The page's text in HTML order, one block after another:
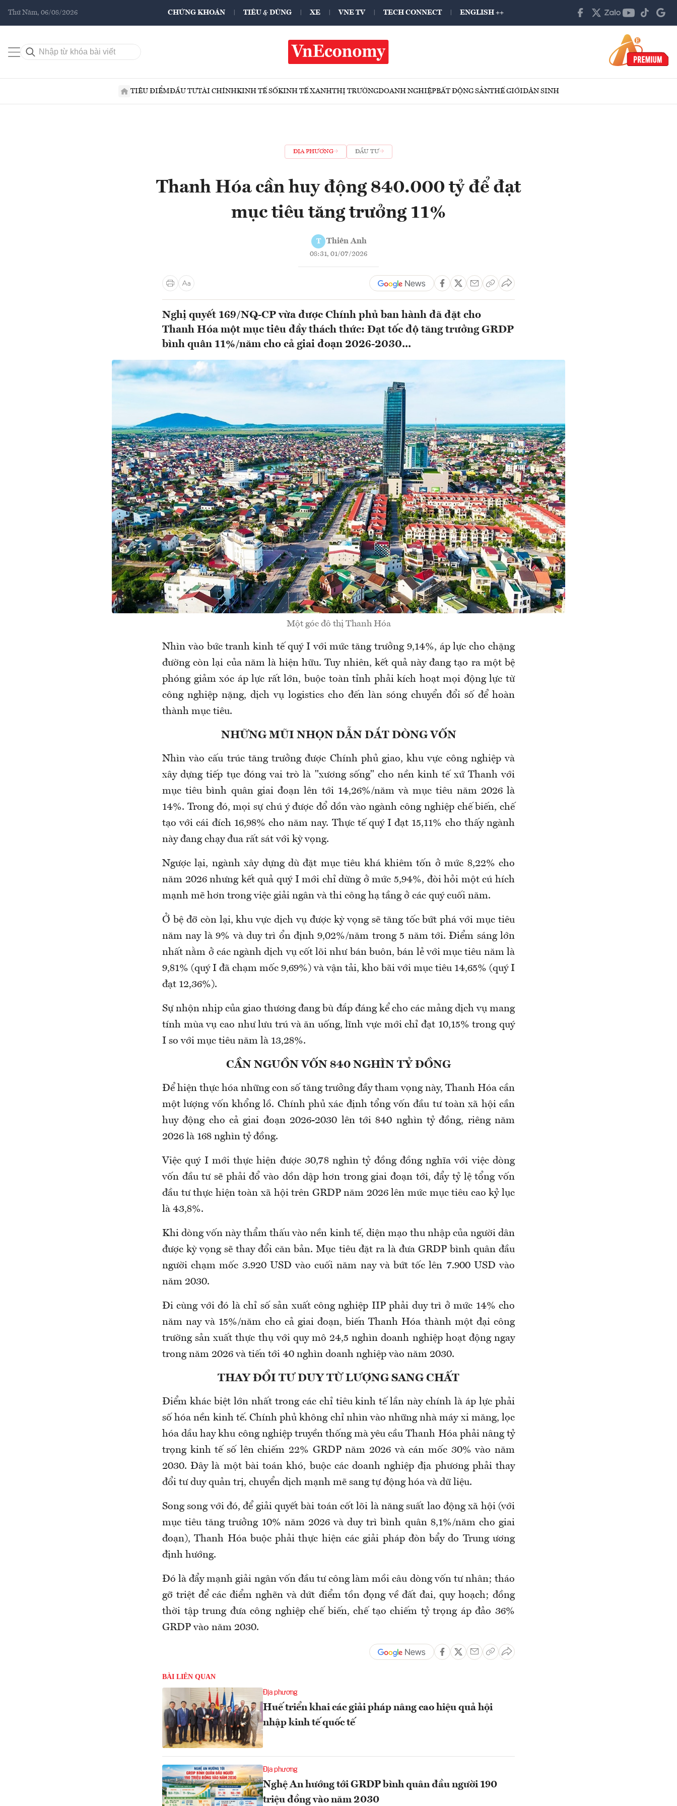
Thứ Năm, 06/08/2026 CHỨNG KHOÁN TIÊU & DÙNG XE VNE TV TECH CONNECT ENGLISH ++
TIÊU ĐIỂMĐẦU TƯTÀI CHÍNHKINH TẾ SỐKINH TẾ XANHTHỊ TRƯỜNGDOANH NGHIỆPBẤT ĐỘNG SẢNTHẾ GIỚIDÂN SINH
ĐỊA PHƯƠNG ĐẦU TƯ
Thanh Hóa cần huy động 840.000 tỷ để đạt
mục tiêu tăng trưởng 11%
T Thiên Anh
08:31, 01/07/2026
Nghị quyết 169/NQ-CP vừa được Chính phủ ban hành đã đặt cho
Thanh Hóa một mục tiêu đầy thách thức: Đạt tốc độ tăng trưởng GRDP
bình quân 11%/năm cho cả giai đoạn 2026-2030...
Một góc đô thị Thanh Hóa
Nhìn vào bức tranh kinh tế quý I với mức tăng trưởng 9,14%, áp lực cho chặng
đường còn lại của năm là hiện hữu. Tuy nhiên, kết quả này đang tạo ra một bệ
phóng giảm xóc áp lực rất lớn, buộc toàn tỉnh phải kích hoạt mọi động lực từ
công nghiệp nặng, dịch vụ logistics cho đến làn sóng chuyển đổi số để hoàn
thành mục tiêu.
​NHỮNG MŨI NHỌN DẪN DẮT DÒNG VỐN
​Nhìn vào cấu trúc tăng trưởng được Chính phủ giao, khu vực công nghiệp và
xây dựng tiếp tục đóng vai trò là "xương sống" cho nền kinh tế xứ Thanh với
mục tiêu bình quân giai đoạn lên tới 14,26%/năm và mục tiêu năm 2026 là
14%. Trong đó, mọi sự chú ý được đổ dồn vào ngành công nghiệp chế biến, chế
tạo với cái đích 16,98% cho năm nay. Thực tế quý I đạt 15,11% cho thấy ngành
này đang chạy đua rất sát với kỳ vọng.
Ngược lại, ngành xây dựng dù đặt mục tiêu khá khiêm tốn ở mức 8,22% cho
năm 2026 nhưng kết quả quý I mới chỉ dừng ở mức 5,94%, đòi hỏi một cú hích
mạnh mẽ hơn trong việc giải ngân và thi công hạ tầng ở các quý cuối năm.
​Ở bệ đỡ còn lại, khu vực dịch vụ được kỳ vọng sẽ tăng tốc bứt phá với mục tiêu
năm nay là 9% và duy trì ổn định 9,02%/năm trong 5 năm tới. Điểm sáng lớn
nhất nằm ở các ngành dịch vụ cốt lõi như bán buôn, bán lẻ với mục tiêu năm là
9,81% (quý I đã chạm mốc 9,69%) và vận tải, kho bãi với mục tiêu 14,65% (quý I
đạt 12,36%).
Sự nhộn nhịp của giao thương đang bù đắp đáng kể cho các mảng dịch vụ mang
tính mùa vụ cao như lưu trú và ăn uống, lĩnh vực mới chỉ đạt 10,15% trong quý
I so với mục tiêu năm là 13,28%.
​CẦN NGUỒN VỐN 840 NGHÌN TỶ ĐỒNG
​Để hiện thực hóa những con số tăng trưởng đầy tham vọng này, Thanh Hóa cần
một lượng vốn khổng lồ. Chính phủ xác định tổng vốn đầu tư toàn xã hội cần
huy động cho cả giai đoạn 2026-2030 lên tới 840 nghìn tỷ đồng, riêng năm
2026 là 168 nghìn tỷ đồng.
Việc quý I mới thực hiện được 30,78 nghìn tỷ đồng đồng nghĩa với việc dòng
vốn đầu tư sẽ phải đổ vào dồn dập hơn trong giai đoạn tới, đẩy tỷ lệ tổng vốn
đầu tư thực hiện toàn xã hội trên GRDP năm 2026 lên mức mục tiêu cao kỷ lục
là 43,8%.
​Khi dòng vốn này thẩm thấu vào nền kinh tế, diện mạo thu nhập của người dân
được kỳ vọng sẽ thay đổi căn bản. Mục tiêu đặt ra là đưa GRDP bình quân đầu
người chạm mốc 3.920 USD vào cuối năm nay và bứt tốc lên 7.900 USD vào
năm 2030.
Đi cùng với đó là chỉ số sản xuất công nghiệp IIP phải duy trì ở mức 14% cho
năm nay và 15%/năm cho cả giai đoạn, biến Thanh Hóa thành một đại công
trường sản xuất thực thụ với quy mô 24,5 nghìn doanh nghiệp hoạt động ngay
trong năm 2026 và tiến tới 40 nghìn doanh nghiệp vào năm 2030.
​THAY ĐỔI TƯ DUY TỪ LƯỢNG SANG CHẤT
​Điểm khác biệt lớn nhất trong các chỉ tiêu kinh tế lần này chính là áp lực phải
số hóa nền kinh tế. Chính phủ không chỉ nhìn vào những nhà máy xi măng, lọc
hóa dầu hay khu công nghiệp truyền thống mà yêu cầu Thanh Hóa phải nâng tỷ
trọng kinh tế số lên chiếm 22% GRDP năm 2026 và cán mốc 30% vào năm
2030. Đây là một bài toán khó, buộc các doanh nghiệp địa phương phải thay
đổi tư duy quản trị, chuyển dịch mạnh mẽ sang tự động hóa và dữ liệu.
​Song song với đó, để giải quyết bài toán cốt lõi là năng suất lao động xã hội (với
mục tiêu tăng trưởng 10% năm 2026 và duy trì bình quân 8,1%/năm cho giai
đoạn), Thanh Hóa buộc phải thực hiện các giải pháp đòn bẩy do Trung ương
định hướng.
Đó là đẩy mạnh giải ngân vốn đầu tư công làm mồi câu dòng vốn tư nhân; tháo
gỡ triệt để các điểm nghẽn và dứt điểm tồn đọng về đất đai, quy hoạch; đồng
thời tập trung đưa công nghiệp chế biến, chế tạo chiếm tỷ trọng áp đảo 36%
GRDP vào năm 2030.
BÀI LIÊN QUAN
Địa phương
Huế triển khai các giải pháp nâng cao hiệu quả hội
nhập kinh tế quốc tế
Địa phương
Nghệ An hướng tới GRDP bình quân đầu người 190
triệu đồng vào năm 2030